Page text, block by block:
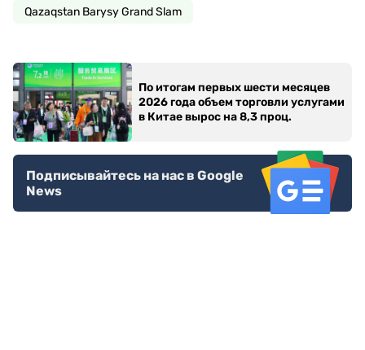
Qazaqstan Barysy Grand Slam
По итогам первых шести месяцев
2026 года объем торговли услугами
в Китае вырос на 8,3 проц.
Подписывайтесь на нас в Google
News